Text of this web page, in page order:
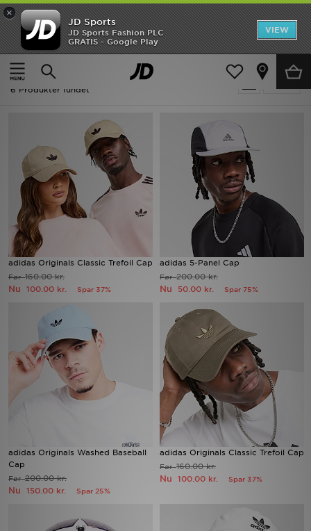
×
JD Sports
JD Sports Fashion PLC
GRATIS - Google Play
VIEW
Hjem
Herrer Herretilbehør
Udsalg | Herrer - Adidas Herretilbehør
6 Produkter fundet
adidas Originals Classic Trefoil Cap
Før160.00 kr.
Nu 100.00 kr. Spar 37%
adidas 5-Panel Cap
Før200.00 kr.
Nu 50.00 kr. Spar 75%
adidas Originals Washed Baseball
Cap
Før200.00 kr.
Nu 150.00 kr. Spar 25%
adidas Originals Classic Trefoil Cap
Før160.00 kr.
Nu 100.00 kr. Spar 37%
Hjem
UDSALG
Nyheder
Damer
Børn
Bestsellers
Brands
Fodbold
Download JD app'en
Mit JD
Mine beskeder
JD Blog